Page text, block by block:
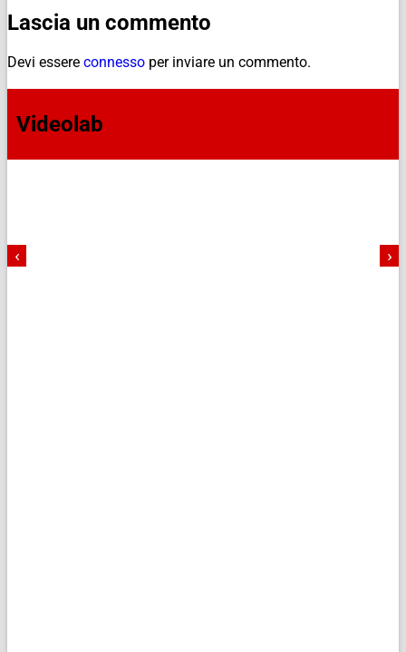
Lascia un commento
Devi essere connesso per inviare un commento.
Videolab
‹ ›